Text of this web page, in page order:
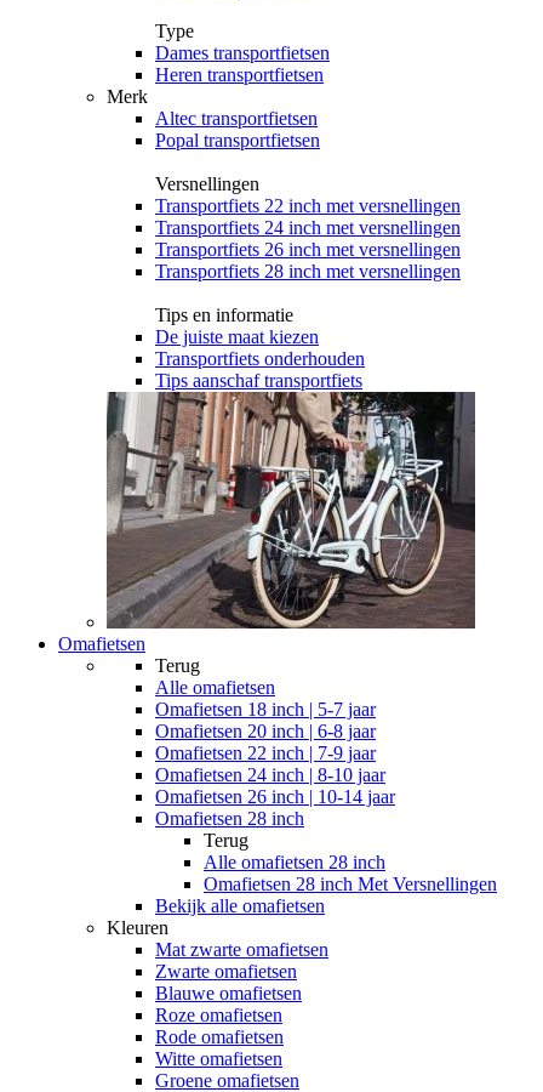
Type
Dames transportfietsen
Heren transportfietsen
Merk
Altec transportfietsen
Popal transportfietsen
Versnellingen
Transportfiets 22 inch met versnellingen
Transportfiets 24 inch met versnellingen
Transportfiets 26 inch met versnellingen
Transportfiets 28 inch met versnellingen
Tips en informatie
De juiste maat kiezen
Transportfiets onderhouden
Tips aanschaf transportfiets
Omafietsen
Terug
Alle omafietsen
Omafietsen 18 inch | 5-7 jaar
Omafietsen 20 inch | 6-8 jaar
Omafietsen 22 inch | 7-9 jaar
Omafietsen 24 inch | 8-10 jaar
Omafietsen 26 inch | 10-14 jaar
Omafietsen 28 inch
Terug
Alle omafietsen 28 inch
Omafietsen 28 inch Met Versnellingen
Bekijk alle omafietsen
Kleuren
Mat zwarte omafietsen
Zwarte omafietsen
Blauwe omafietsen
Roze omafietsen
Rode omafietsen
Witte omafietsen
Groene omafietsen